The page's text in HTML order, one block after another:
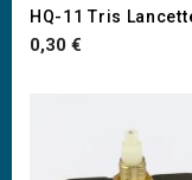
Prezzo
0,30 €